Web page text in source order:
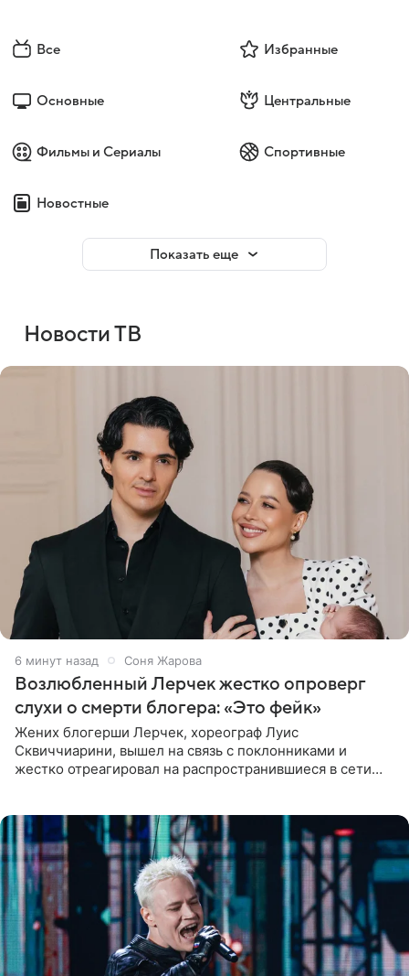
Все Избранные
Основные Центральные
Фильмы и Сериалы Спортивные
Новостные
Показать еще
Новости ТВ
6 минут назад Соня Жарова
Возлюбленный Лерчек жестко опроверг
слухи о смерти блогера: «Это фейк»
Жених блогерши Лерчек, хореограф Луис
Сквиччиарини, вышел на связь с поклонниками и
жестко отреагировал на распространившиеся в сети